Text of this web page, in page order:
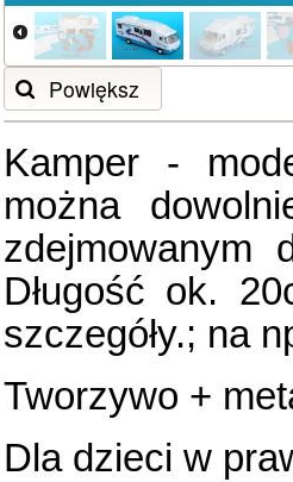
Powiększ
Kamper -
można
zdejmowanym
Długość ok.
szczegóły.; na
Tworzywo +
Dla dzieci w